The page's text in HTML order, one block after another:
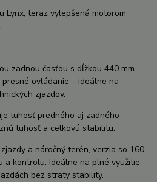
Lynx, teraz vylepšená motorom
zadnou časťou s dĺžkou 440 mm
ovládanie – ideálne na
zjazdov.
tuhosť predného aj zadného
tuhosť a celkovú stabilitu.
a náročný terén, verzia so 160
a kontrolu. Ideálne na plné využitie
bez straty stability.